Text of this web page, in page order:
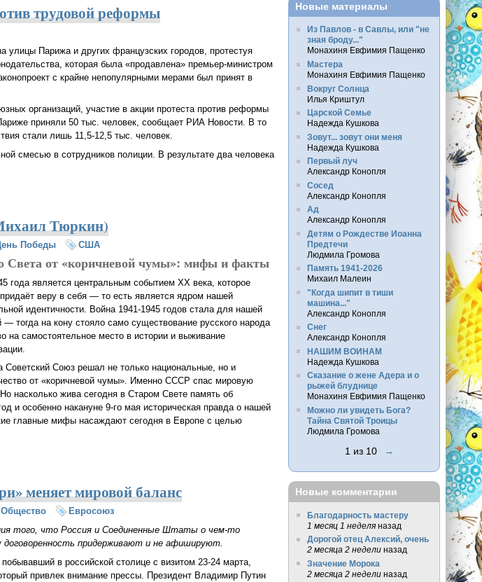
трудовой реформы
улицы Парижа и других французских городов, протестуя
которая была «продавлена» премьер-министром
с крайне непопулярными мерами был принят в
организаций, участие в акции протеста против реформы
приняли 50 тыс. человек, сообщает РИА Новости. В то
стали лишь 11,5-12,5 тыс. человек.
смесью в сотрудников полиции. В результате два человека
трудовой реформы
Тюркин)
Победы США
Света от «коричневой чумы»: мифы и факты
года является центральным событием ХХ века, которое
веру в себя — то есть является ядром нашей
идентичности. Война 1941-1945 годов стала для нашей
— тогда на кону стояло само существование русского народа
на самостоятельное место в истории и выживание
Союз решал не только национальные, но и
от «коричневой чумы». Именно СССР спас мировую
насколько жива сегодня в Старом Свете память об
и особенно накануне 9-го мая историческая правда о нашей
главные мифы насаждают сегодня в Европе с целью
Тюркин)
меняет мировой баланс
Общество
Евросоюз
того, что Россия и Соединенные Штаты о чем-то
договоренность придерживают и не афишируют.
в российской столице с визитом 23-24 марта,
привлек внимание прессы. Президент Владимир Путин
Новые материалы
Из Павлов - в Савлы, или "не
зная броду..."
Монахиня Евфимия Пащенко
Мастера
Монахиня Евфимия Пащенко
Вокруг Солнца
Илья Криштул
Царской Семье
Надежда Кушкова
Зовут... зовут они меня
Надежда Кушкова
Первый луч
Александр Конопля
Сосед
Александр Конопля
Ад
Александр Конопля
Детям о Рождестве Иоанна
Предтечи
Людмила Громова
Память 1941-2026
Михаил Малеин
"Когда шипит в тиши
машина..."
Александр Конопля
Снег
Александр Конопля
НАШИМ ВОИНАМ
Надежда Кушкова
Сказание о жене Адера и о
рыжей блуднице
Монахиня Евфимия Пащенко
Можно ли увидеть Бога?
Тайна Святой Троицы
Людмила Громова
1 из 10 →
Новые комментарии
Благодарность мастеру
1 месяц 1 неделяназад
Дорогой отец Алексий, очень
2 месяца 2 неделиназад
Значение Морока
2 месяца 2 неделиназад